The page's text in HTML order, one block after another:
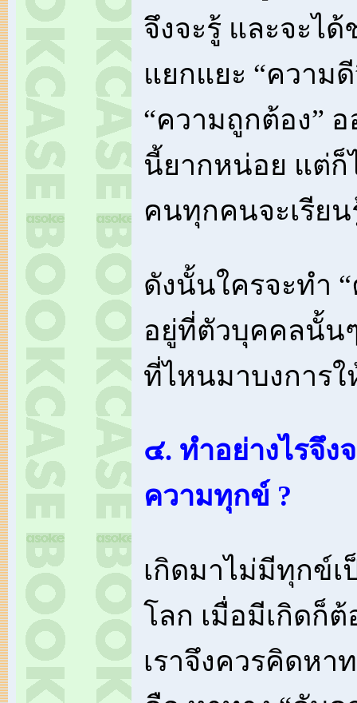
จึงจะรู้ และจะได้
แยกแยะ “ความ
“ความถูกต้อง”
นี้ยากหน่อย แต่ก็
คนทุกคนจะเรียน
ดังนั้นใครจะทำ
อยู่ที่ตัวบุคคลนั้น
ที่ไหนมาบงการใ
๔. ทำอย่างไรจึง
ความทุกข์ ?
เกิดมาไม่มีทุกข์เ
โลก เมื่อมีเกิดก็
เราจึงควรคิดห